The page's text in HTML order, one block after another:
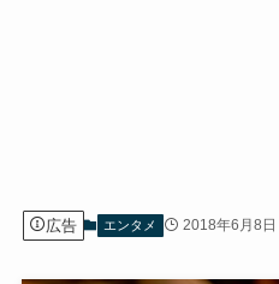
広告 エンタメ 2018年6月8日